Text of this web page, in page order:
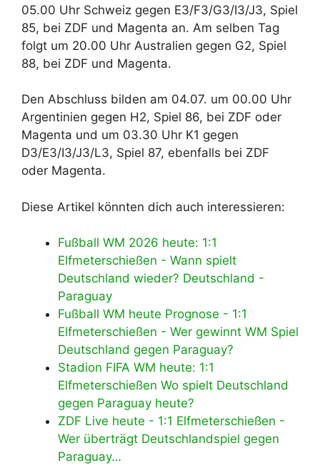
05.00 Uhr Schweiz gegen E3/F3/G3/I3/J3, Spiel
85, bei ZDF und Magenta an. Am selben Tag
folgt um 20.00 Uhr Australien gegen G2, Spiel
88, bei ZDF und Magenta.
Den Abschluss bilden am 04.07. um 00.00 Uhr
Argentinien gegen H2, Spiel 86, bei ZDF oder
Magenta und um 03.30 Uhr K1 gegen
D3/E3/I3/J3/L3, Spiel 87, ebenfalls bei ZDF
oder Magenta.
Diese Artikel könnten dich auch interessieren:
Fußball WM 2026 heute: 1:1
Elfmeterschießen - Wann spielt
Deutschland wieder? Deutschland -
Paraguay
Fußball WM heute Prognose - 1:1
Elfmeterschießen - Wer gewinnt WM Spiel
Deutschland gegen Paraguay?
Stadion FIFA WM heute: 1:1
Elfmeterschießen Wo spielt Deutschland
gegen Paraguay heute?
ZDF Live heute - 1:1 Elfmeterschießen -
Wer überträgt Deutschlandspiel gegen
Paraguay…